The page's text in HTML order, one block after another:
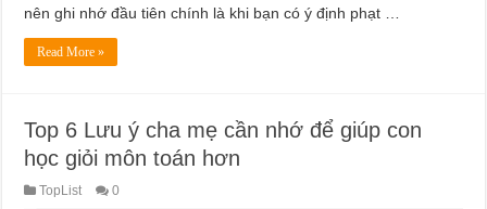
nên ghi nhớ đầu tiên chính là khi bạn có ý định phạt …
Read More »
Top 6 Lưu ý cha mẹ cần nhớ để giúp con
học giỏi môn toán hơn
TopList 0